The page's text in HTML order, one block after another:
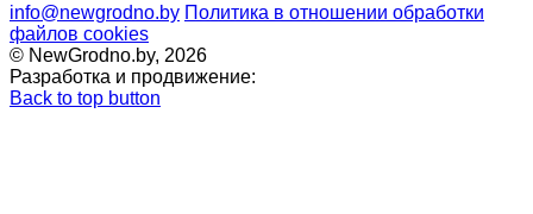
info@newgrodno.by Политика в отношении обработки
файлов cookies
© NewGrodno.by, 2026
Разработка и продвижение:
Back to top button